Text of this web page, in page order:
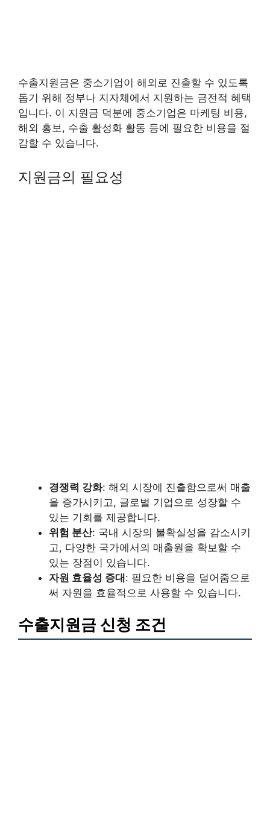
수출지원금은 중소기업이 해외로 진출할 수 있도록
돕기 위해 정부나 지자체에서 지원하는 금전적 혜택
입니다. 이 지원금 덕분에 중소기업은 마케팅 비용,
해외 홍보, 수출 활성화 활동 등에 필요한 비용을 절
감할 수 있습니다.
지원금의 필요성
경쟁력 강화: 해외 시장에 진출함으로써 매출
을 증가시키고, 글로벌 기업으로 성장할 수
있는 기회를 제공합니다.
위험 분산: 국내 시장의 불확실성을 감소시키
고, 다양한 국가에서의 매출원을 확보할 수
있는 장점이 있습니다.
자원 효율성 증대: 필요한 비용을 덜어줌으로
써 자원을 효율적으로 사용할 수 있습니다.
수출지원금 신청 조건